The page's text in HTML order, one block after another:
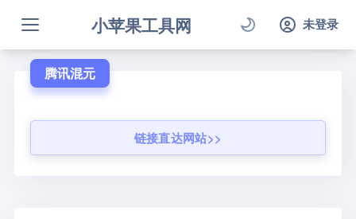
小苹果工具网 未登录
腾讯混元
链接直达网站>>